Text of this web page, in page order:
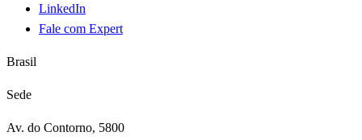
LinkedIn
Fale com Expert
Brasil
Sede
Av. do Contorno, 5800